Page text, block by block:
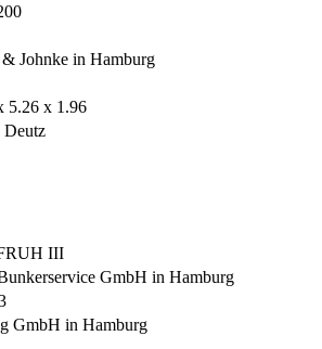
& Johnke in Hamburg
5.26 x 1.96
Deutz
III
GmbH in Hamburg
GmbH in Hamburg